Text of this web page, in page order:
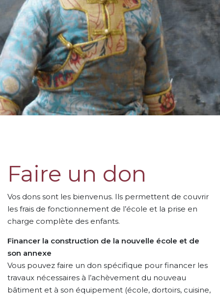
Faire un don
Vos dons sont les bienvenus. Ils permettent de couvrir
les frais de fonctionnement de l’école et la prise en
charge complète des enfants.
Financer la construction de la nouvelle école et de
son annexe
Vous pouvez faire un don spécifique pour financer les
travaux nécessaires à l’achèvement du nouveau
bâtiment et à son équipement (école, dortoirs, cuisine,